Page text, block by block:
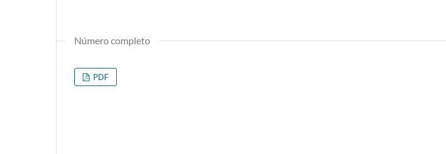
Número completo
PDF